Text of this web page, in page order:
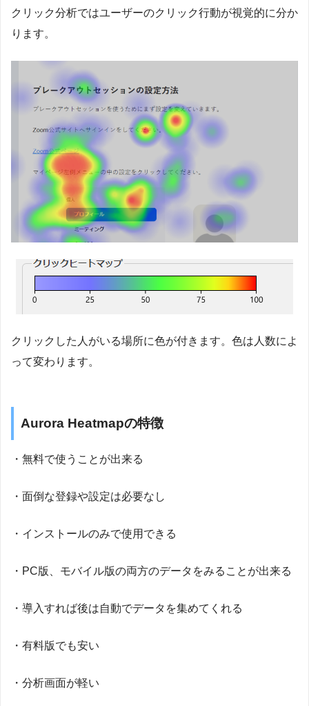
クリック分析ではユーザーのクリック行動が視覚的に分か
ります。
クリックした人がいる場所に色が付きます。色は人数によ
って変わります。
Aurora Heatmapの特徴
・無料で使うことが出来る
・面倒な登録や設定は必要なし
・インストールのみで使用できる
・PC版、モバイル版の両方のデータをみることが出来る
・導入すれば後は自動でデータを集めてくれる
・有料版でも安い
・分析画面が軽い